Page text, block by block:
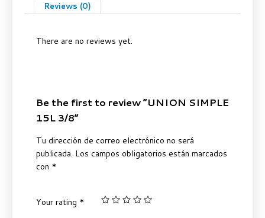
Reviews (0)
There are no reviews yet.
Be the first to review “UNION SIMPLE
15L 3/8”
Tu dirección de correo electrónico no será
publicada. Los campos obligatorios están marcados
con *
Your rating *